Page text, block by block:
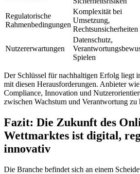
Regulatorische
Rahmenbedingungen
Komplexität bei
Umsetzung,
Rechtsunsicherheiten
Nutzererwartungen
Datenschutz,
Spielen
Der Schlüssel für nachhaltigen Erfolg liegt
mit diesen Herausforderungen. Anbieter
Compliance, Innovation und
zwischen Wachstum und Verantwortung zu
Fazit: Die Zukunft des
Wettmarktes ist digital,
innovativ
Die Branche befindet sich an einem